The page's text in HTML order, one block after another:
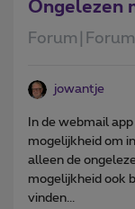
Ongelezen
jowantje
In de webmail
mogelijkheid om
alleen de
mogelijkheid ook
vinden...